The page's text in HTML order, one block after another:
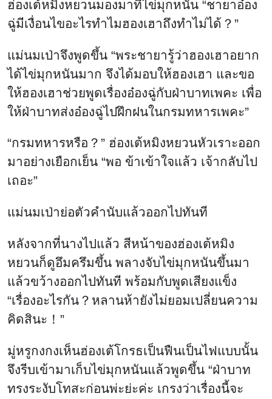
ฮ่องเต้หมิงหยวนมองมาที่ไข่มุกหนัน “ชายาอ๋อง
ฉู่มีเงื่อนไขอะไรทำไมฮองเฮาถึงทำไม่ได้？”
แม่นมเป่าจึงพูดขึ้น “พระชายารู้ว่าฮองเฮาอยาก
ได้ไข่มุกหนันมาก จึงได้มอบให้ฮองเฮา และขอ
ให้ฮองเฮาช่วยพูดเรื่องอ๋องฉู่กับฝ่าบาทเพคะ เพื่อ
ให้ฝ่าบาทส่งอ๋องฉู่ไปฝึกฝนในกรมทหารเพคะ”
“กรมทหารหรือ？” ฮ่องเต้หมิงหยวนหัวเราะออก
มาอย่างเยือกเย็น “พอ ข้าเข้าใจแล้ว เจ้ากลับไป
เถอะ”
แม่นมเป่าย่อตัวคำนับแล้วออกไปทันที
หลังจากที่นางไปแล้ว สีหน้าของฮ่องเต้หมิง
หยวนก็ดูอึมครึมขึ้น พลางจับไข่มุกหนันขึ้นมา
แล้วขว้างออกไปทันที พร้อมกับพูดเสียงแข็ง
“เรื่องอะไรกัน？หลานห้ายังไม่ยอมเปลี่ยนความ
คิดสินะ！”
มู่หรูกงกงเห็นฮ่องเต้โกรธเป็นฟืนเป็นไฟแบบนั้น
จึงรีบเข้ามาเก็บไข่มุกหนันแล้วพูดขึ้น “ฝ่าบาท
ทรงระงับโทสะก่อนพ่ะย่ะค่ะ เกรงว่าเรื่องนี้จะ